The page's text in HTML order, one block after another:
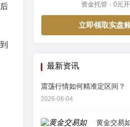
资金托管 · 0元
立即领取实盘
最新资讯
震荡行情如何精准定区间？
2026-06-04
黄金交易